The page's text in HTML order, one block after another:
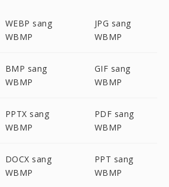
WEBP sang
WBMP
JPG sang
WBMP
BMP sang
WBMP
GIF sang
WBMP
PPTX sang
WBMP
PDF sang
WBMP
DOCX sang
WBMP
PPT sang
WBMP